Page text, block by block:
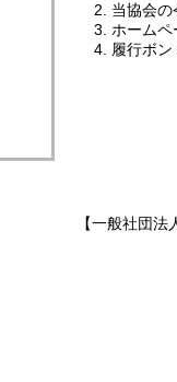
当協会
ホーム
履行ボン
【一般社団